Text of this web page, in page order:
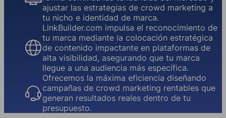
ajustar las estrategias de crowd marketing a
tu nicho e identidad de marca.
LinkBuilder.com impulsa el reconocimiento de
tu marca mediante la colocación estratégica
de contenido impactante en plataformas de
alta visibilidad, asegurando que tu marca
llegue a una audiencia más específica.
Ofrecemos la máxima eficiencia diseñando
campañas de crowd marketing rentables que
generan resultados reales dentro de tu
presupuesto.